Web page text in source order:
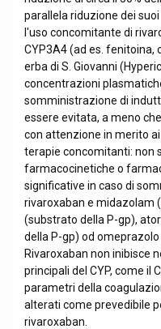
parallela riduzione dei
l'uso concomitante di
CYP3A4 (ad es.
erba di S. Giovanni
concentrazioni
somministrazione di
essere evitata, a meno
con attenzione in merito
terapie concomitanti: non
farmacocinetiche o
significative in caso di
rivaroxaban e midazolam
(substrato della P-gp),
della P-gp) od
Rivaroxaban non inibisce
principali del CYP, come il
parametri della
alterati come prevedibile
rivaroxaban.